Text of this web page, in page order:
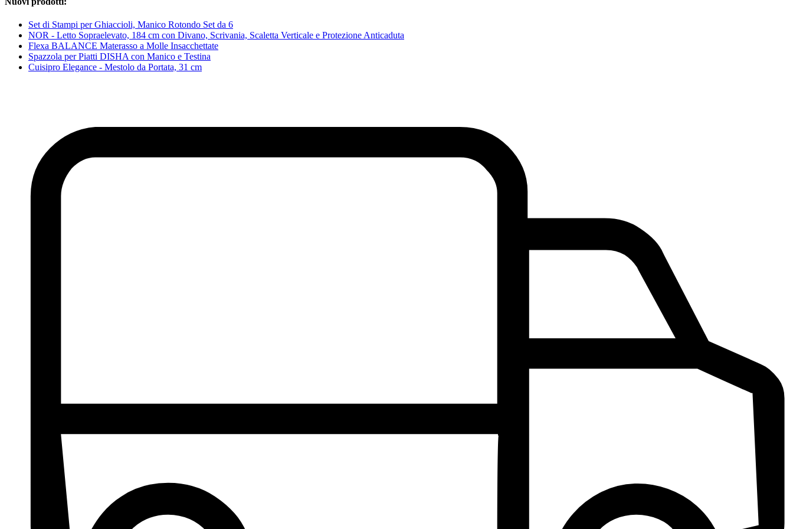
Set di Stampi per Ghiaccioli, Manico Rotondo Set da 6
NOR - Letto Sopraelevato, 184 cm con Divano, Scrivania, Scaletta Verticale e Protezione Anticaduta
Flexa BALANCE Materasso a Molle Insacchettate
Spazzola per Piatti DISHA con Manico e Testina
Cuisipro Elegance - Mestolo da Portata, 31 cm